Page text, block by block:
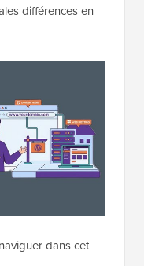
différences en
dans cet